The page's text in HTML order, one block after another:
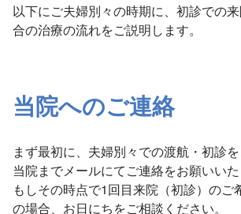
以下にご夫婦別々の時期に、初診での
合の治療の流れをご説明します。
当院へのご連絡
まず最初に、夫婦別々での渡航・初診を
当院までメールにてご連絡をお願いいた
もしその時点で1回目来院（初診）のご
の場合、お日にちをご相談ください。